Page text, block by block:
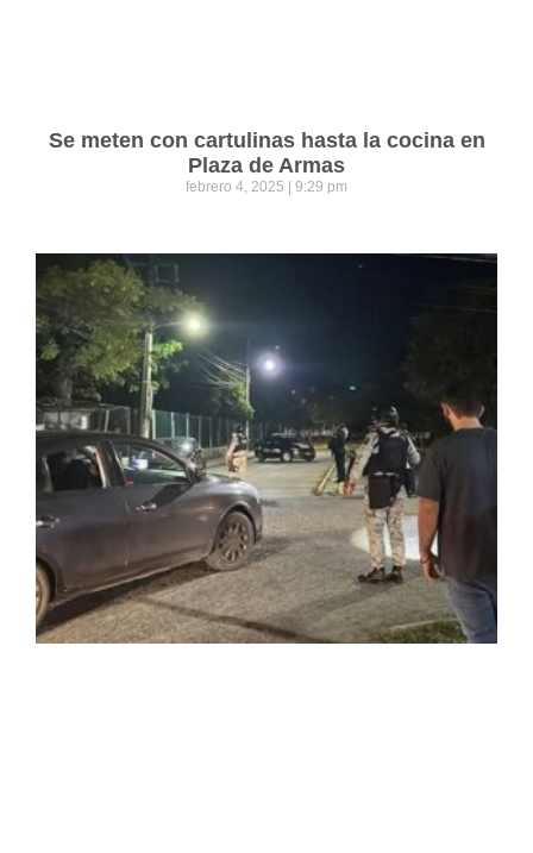
Se meten con cartulinas hasta la cocina en
Plaza de Armas
febrero 4, 2025 9:29 pm